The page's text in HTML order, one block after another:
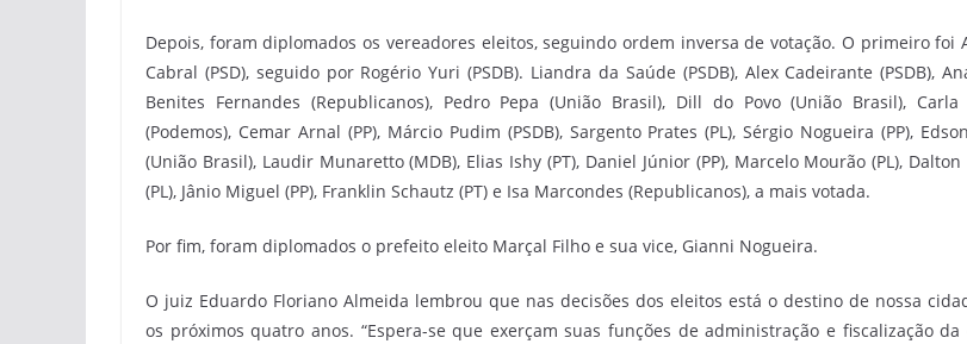
Depois, foram diplomados os vereadores eleitos, seguindo ordem inversa de votação. O primeiro foi
Cabral (PSD), seguido por Rogério Yuri (PSDB). Liandra da Saúde (PSDB), Alex Cadeirante (PSDB),
Benites Fernandes (Republicanos), Pedro Pepa (União Brasil), Dill do Povo (União Brasil), Carla
(Podemos), Cemar Arnal (PP), Márcio Pudim (PSDB), Sargento Prates (PL), Sérgio Nogueira (PP),
(União Brasil), Laudir Munaretto (MDB), Elias Ishy (PT), Daniel Júnior (PP), Marcelo Mourão (PL),
(PL), Jânio Miguel (PP), Franklin Schautz (PT) e Isa Marcondes (Republicanos), a mais votada.
Por fim, foram diplomados o prefeito eleito Marçal Filho e sua vice, Gianni Nogueira.
O juiz Eduardo Floriano Almeida lembrou que nas decisões dos eleitos está o destino de nossa
os próximos quatro anos. “Espera-se que exerçam suas funções de administração e fiscalização da